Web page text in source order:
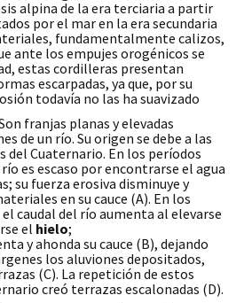
alpina de la era terciaria a partir
por el mar en la era secundaria
fundamentalmente calizos,
ante los empujes orogénicos se
estas cordilleras presentan
escarpadas, ya que, por su
todavía no las ha suavizado
franjas planas y elevadas
de un río. Su origen se debe a las
Cuaternario. En los períodos
es escaso por encontrarse el agua
su fuerza erosiva disminuye y
en su cauce (A). En los
caudal del río aumenta al elevarse
el hielo;
y ahonda su cauce (B), dejando
los aluviones depositados,
(C). La repetición de estos
creó terrazas escalonadas (D).